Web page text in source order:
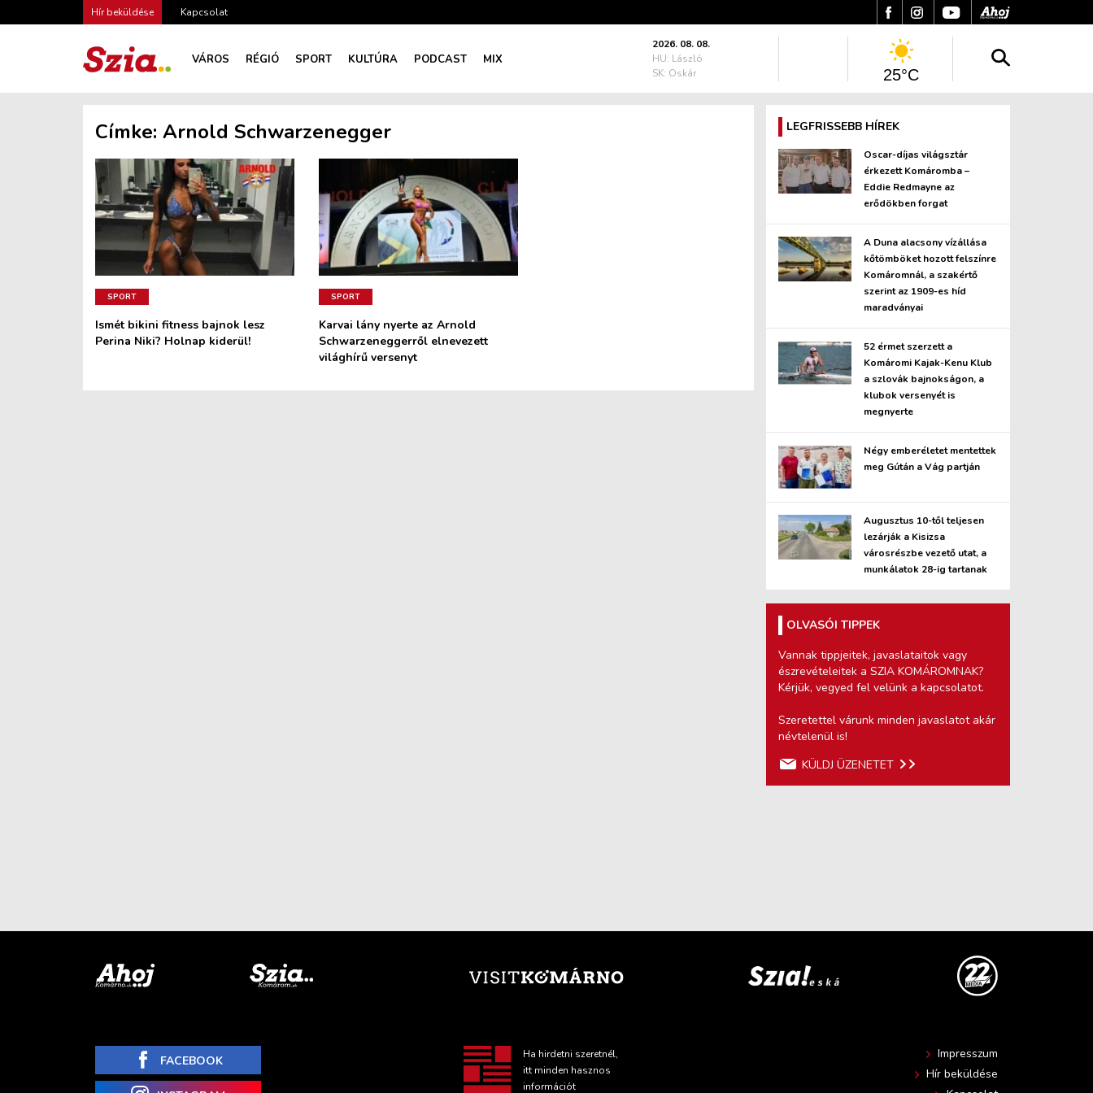
Hír beküldése Kapcsolat
VÁROS RÉGIÓ SPORT KULTÚRA PODCAST MIX
2026. 08. 08.
HU: László
SK: Oskár
25°C
Címke: Arnold Schwarzenegger
SPORT
Ismét bikini fitness bajnok lesz
Perina Niki? Holnap kiderül!
SPORT
Karvai lány nyerte az Arnold
Schwarzeneggerről elnevezett
világhírű versenyt
LEGFRISSEBB HÍREK
Oscar-díjas világsztár
érkezett Komáromba –
Eddie Redmayne az
erődökben forgat
A Duna alacsony vízállása
kőtömböket hozott felszínre
Komáromnál, a szakértő
szerint az 1909-es híd
maradványai
52 érmet szerzett a
Komáromi Kajak-Kenu Klub
a szlovák bajnokságon, a
klubok versenyét is
megnyerte
Négy emberéletet mentettek
meg Gútán a Vág partján
Augusztus 10-től teljesen
lezárják a Kisizsa
városrészbe vezető utat, a
munkálatok 28-ig tartanak
OLVASÓI TIPPEK
Vannak tippjeitek, javaslataitok vagy
észrevételeitek a SZIA KOMÁROMNAK?
Kérjük, vegyed fel velünk a kapcsolatot.
Szeretettel várunk minden javaslatot akár
névtelenül is!
KÜLDJ ÜZENETET
FACEBOOK
Ha hirdetni szeretnél,
itt minden hasznos
információt
Impresszum
Hír beküldése